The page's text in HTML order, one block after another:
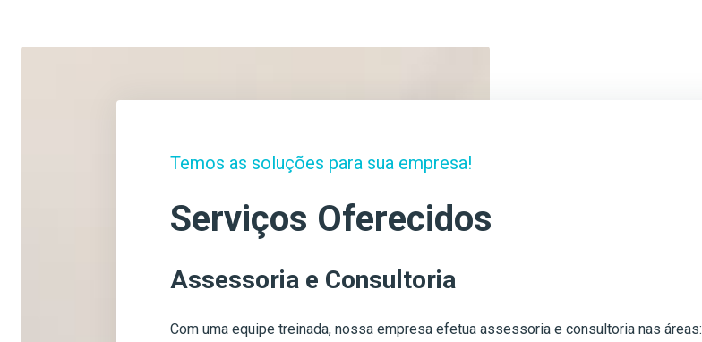
Temos as soluções para sua empresa!
Serviços Oferecidos
Assessoria e Consultoria
Com uma equipe treinada, nossa empresa efetua assessoria e consultoria nas áreas: